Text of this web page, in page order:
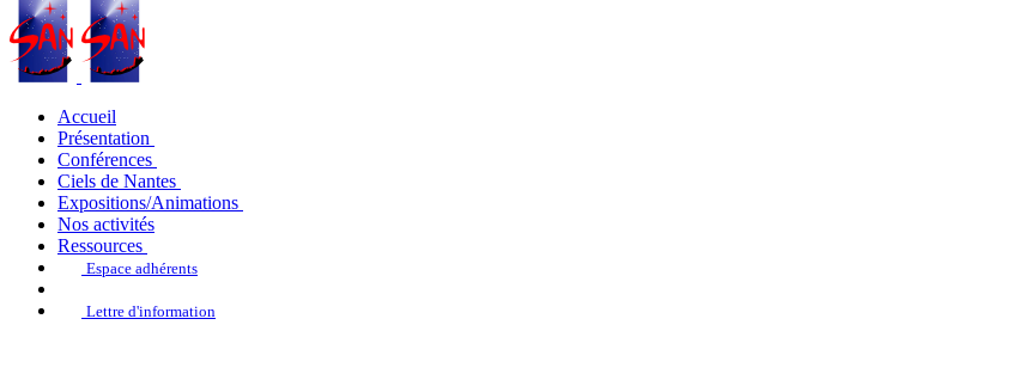
Accueil
Présentation
Conférences
Ciels de Nantes
Expositions/Animations
Nos activités
Ressources
Espace adhérents
Lettre d'information